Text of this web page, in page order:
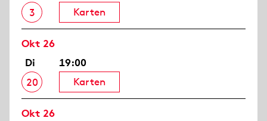
3 Karten
Okt 26
Di
20
19:00
Karten
Okt 26